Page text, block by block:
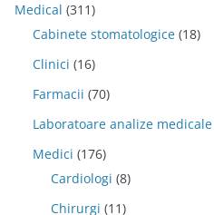
Medical (311)
Cabinete stomatologice (18)
Clinici (16)
Farmacii (70)
Laboratoare analize medicale
Medici (176)
Cardiologi (8)
Chirurgi (11)